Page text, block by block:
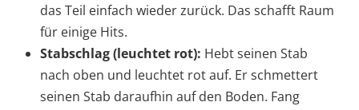
das Teil einfach wieder zurück. Das schafft Raum
für einige Hits.
Stabschlag (leuchtet rot): Hebt seinen Stab
nach oben und leuchtet rot auf. Er schmettert
seinen Stab daraufhin auf den Boden. Fang